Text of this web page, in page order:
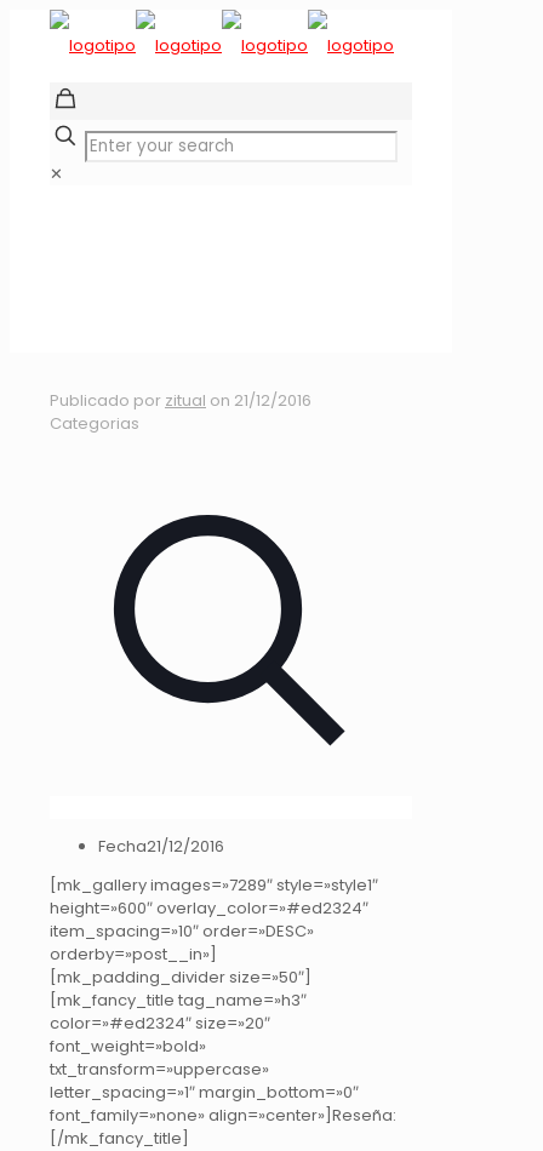
✕
Publicado por zitual on 21/12/2016
Categorias
Fecha21/12/2016
[mk_gallery images=»7289″ style=»style1″
height=»600″ overlay_color=»#ed2324″
item_spacing=»10″ order=»DESC»
orderby=»post__in»]
[mk_padding_divider size=»50″]
[mk_fancy_title tag_name=»h3″
color=»#ed2324″ size=»20″
font_weight=»bold»
txt_transform=»uppercase»
letter_spacing=»1″ margin_bottom=»0″
font_family=»none» align=»center»]Reseña:
[/mk_fancy_title]